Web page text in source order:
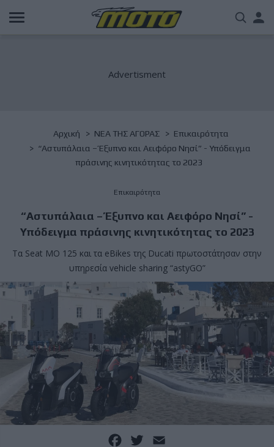
Παράκαμψη
προς
Breadcrumb
Αρχική NΕΑ ΤΗΣ ΑΓΟΡΑΣ
Επικαιρότητα
“Αστυπάλαια – Έξυπνο και Αειφόρο Νησί” - Υπόδειγμα
πράσινης κινητικότητας το 2023
Επικαιρότητα
“Αστυπάλαια – Έξυπνο και Αειφόρο Νησί” -
Υπόδειγμα πράσινης κινητικότητας το 2023
Tα Seat MO 125 και τα eBikes της Ducati πρωτοστάτησαν στην
υπηρεσία vehicle sharing “astyGO”
Facebook
Twitter